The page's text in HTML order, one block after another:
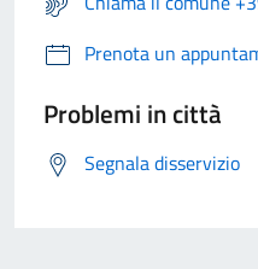
Prenota un
Problemi in città
Segnala disservizio